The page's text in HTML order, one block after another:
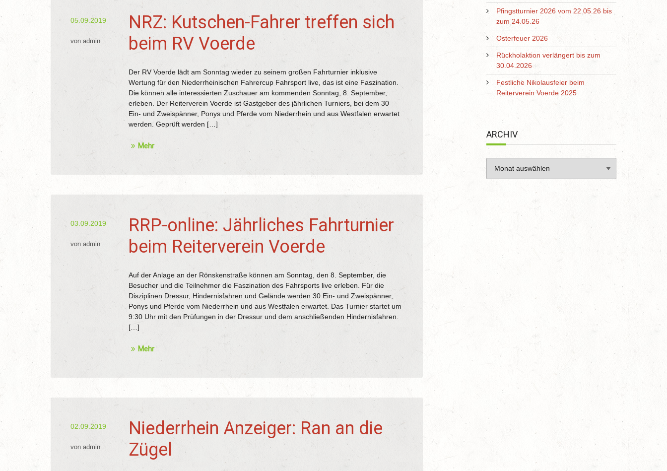
05.09.2019
von admin
NRZ: Kutschen-Fahrer treffen sich
beim RV Voerde
Der RV Voerde lädt am Sonntag wieder zu seinem großen Fahrturnier inklusive
Wertung für den Niederrheinischen Fahrercup Fahrsport live, das ist eine Faszination.
Die können alle interessierten Zuschauer am kommenden Sonntag, 8. September,
erleben. Der Reiterverein Voerde ist Gastgeber des jährlichen Turniers, bei dem 30
Ein- und Zweispänner, Ponys und Pferde vom Niederrhein und aus Westfalen erwartet
werden. Geprüft werden […]
Mehr
03.09.2019
von admin
RRP-online: Jährliches Fahrturnier
beim Reiterverein Voerde
Auf der Anlage an der Rönskenstraße können am Sonntag, den 8. September, die
Besucher und die Teilnehmer die Faszination des Fahrsports live erleben. Für die
Disziplinen Dressur, Hindernisfahren und Gelände werden 30 Ein- und Zweispänner,
Ponys und Pferde vom Niederrhein und aus Westfalen erwartet. Das Turnier startet um
9:30 Uhr mit den Prüfungen in der Dressur und dem anschließenden Hindernisfahren.
[…]
Mehr
02.09.2019
von admin
Niederrhein Anzeiger: Ran an die
Zügel
Pfingstturnier 2026 vom 22.05.26 bis
zum 24.05.26
Osterfeuer 2026
Rückholaktion verlängert bis zum
30.04.2026
Festliche Nikolausfeier beim
Reiterverein Voerde 2025
ARCHIV